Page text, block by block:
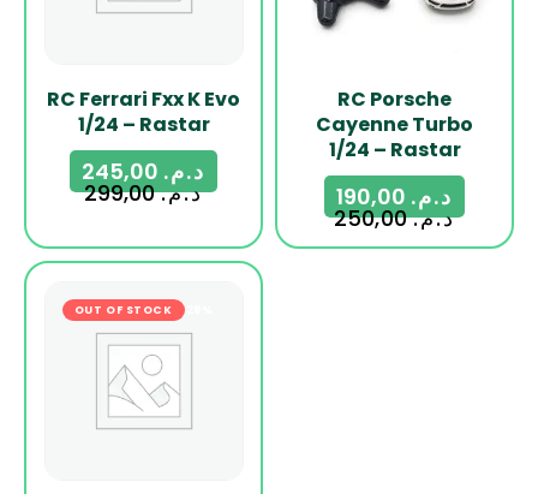
RC Ferrari Fxx K Evo
1/24 – Rastar
د.م.299,00
د.م.
RC Porsche
Cayenne Turbo
1/24 – Rastar
د.م.250,00
د.م.
OUT OF STOCK -28%